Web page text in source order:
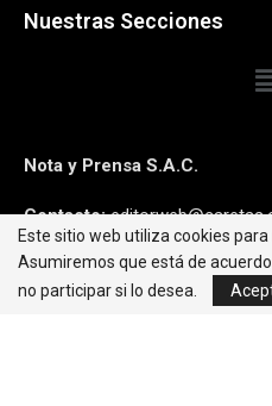
Nuestras Secciones
Nota y Prensa S.A.C.
Contacto:
Síguenos:
Este sitio web utiliza cookies
Asumiremos que está de
no participar si lo desea.